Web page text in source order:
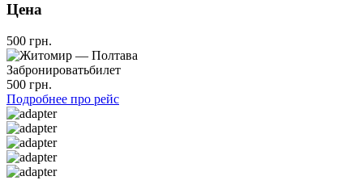
Цена
500 грн.
Забронироватьбилет
500 грн.
Подробнее про рейс